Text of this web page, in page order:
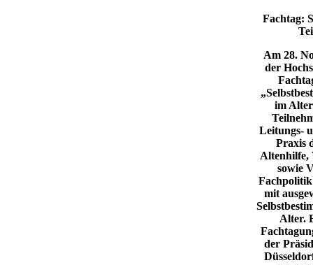
Fachtag:
Am 28.
der
im
Leitungs-
Praxis
Altenhilfe,
sowie
Fachpolitik
mit
Alter.
der